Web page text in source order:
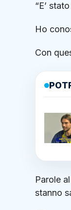
“E’
Ho
Con
Parole
stanno